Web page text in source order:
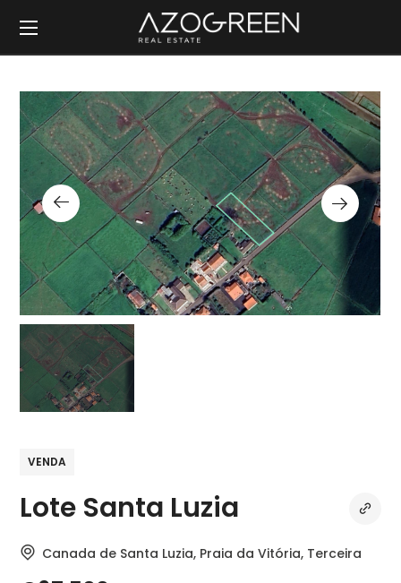
VENDA
Lote Santa Luzia
Canada de Santa Luzia, Praia da Vitória, Terceira